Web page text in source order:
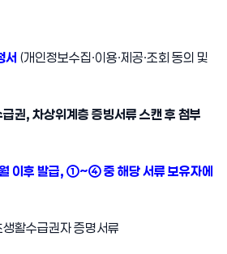
서 (개인정보수집ㆍ이용ㆍ제공ㆍ조회 동의 및
권, 차상위계층 증빙서류 스캔 후 첨부
이후 발급, ①~④ 중 해당 서류 보유자에
생활수급권자 증명서류